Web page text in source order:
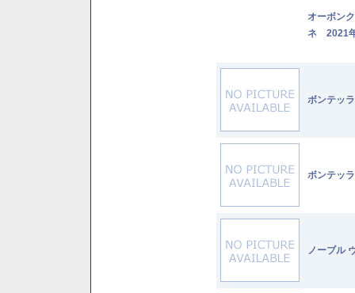
オーボン
ネ 2021
ボンテッ
ボンテッ
ノーブル